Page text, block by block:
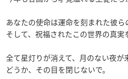
あなたの使命は運命を刻まれた彼ら
そして、祝福されたこの世界の真実
全て星灯りが消えて、月のない夜が
どうか、その目を閉じないで。